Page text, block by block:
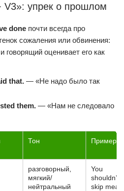
V3»: упрек о прошлом
done почти всегда про
сожаления или обвинения:
говорящий оценивает его как
that. — «Не надо было так
them. — «Нам не следовало
Тон Пример
разговорный,
мягкий/
нейтральный
You
shouldn’t
skip